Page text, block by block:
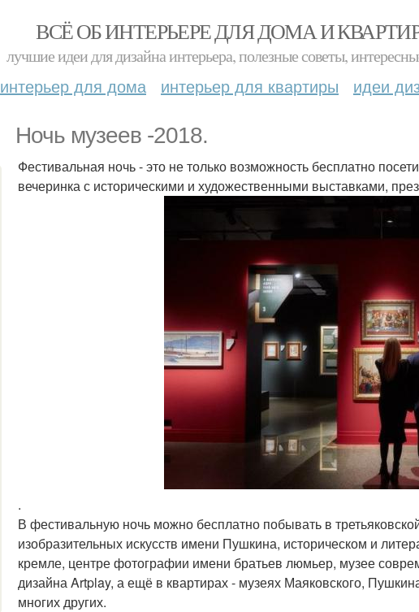
ВСЁ ОБ ИНТЕРЬЕРЕ ДЛЯ ДОМА И
лучшие идеи для дизайна интерьера, полезные советы,
интерьер для дома интерьер для квартиры идеи
Ночь музеев -2018.
Фестивальная ночь - это не только возможность бесплатно
вечеринка с историческими и художественными выставками,
.
В фестивальную ночь можно бесплатно побывать в
изобразительных искусств имени Пушкина, историческом и
кремле, центре фотографии имени братьев люмьер, музее
дизайна Artplay, а ещё в квартирах - музеях Маяковского,
многих других.